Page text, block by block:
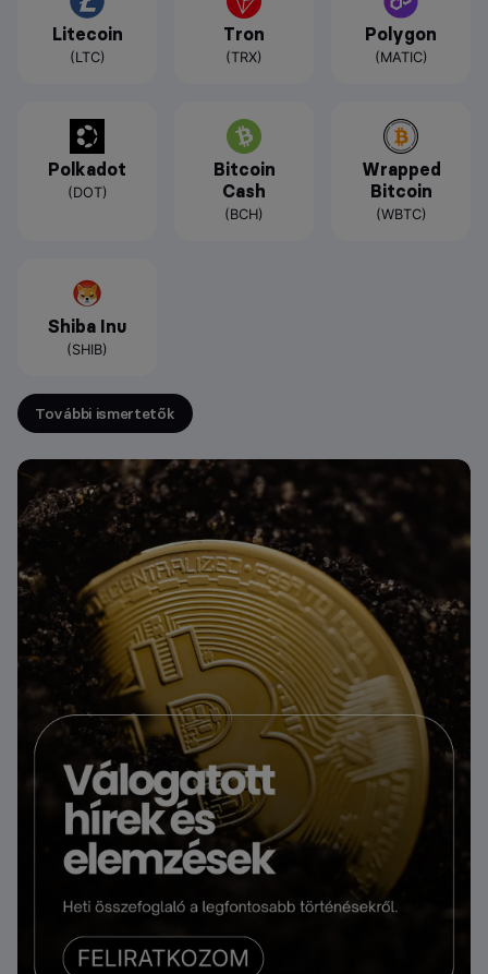
Litecoin
(LTC)
Tron
(TRX)
Polygon
(MATIC)
Polkadot
(DOT)
Bitcoin
Cash
(BCH)
Wrapped
Bitcoin
(WBTC)
Shiba Inu
(SHIB)
További ismertetők